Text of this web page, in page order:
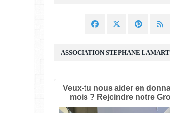
ASSOCIATION STEPHANE LAMART